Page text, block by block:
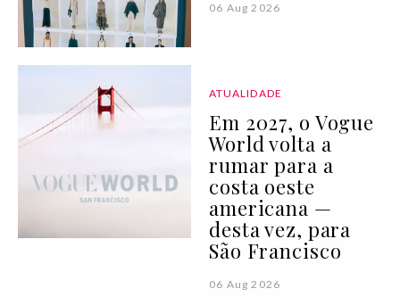
06 Aug 2026
ATUALIDADE
Em 2027, o Vogue
World volta a
rumar para a
costa oeste
americana —
desta vez, para
São Francisco
06 Aug 2026